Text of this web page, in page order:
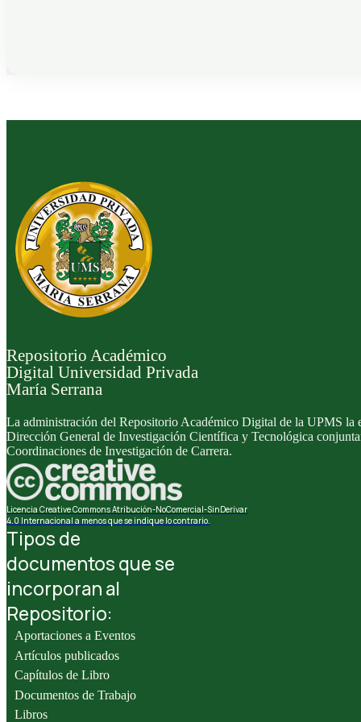
Repositorio Académico
Digital Universidad Privada
María Serrana
La administración del Repositorio Académico Digital de la UPMS la
Dirección General de Investigación Científica y Tecnológica
Coordinaciones de Investigación de Carrera.
Licencia Creative Commons Atribución-NoComercial-SinDerivar
4.0 Internacional a menos que se indique lo contrario.
Tipos de
documentos que se
incorporan al
Repositorio:
Aportaciones a Eventos
Artículos publicados
Capítulos de Libro
Documentos de Trabajo
Libros